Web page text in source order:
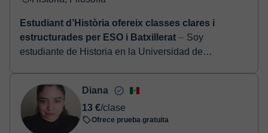
licenciada en crítica de artes. Me dedico a acompañar
procesos creativos y a ayudar a quienes quieren dar
forma a su...
Alba
9 €/clase
Ofrece prueba gratuita
5 clases
Historia, Filosofía